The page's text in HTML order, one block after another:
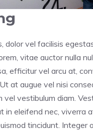
dolor vel facilisis
vitae auctor nulla
efficitur vel arcu at,
at augue vel nisi
vestibulum diam.
in eleifend nec, viverra
tincidunt. Integer